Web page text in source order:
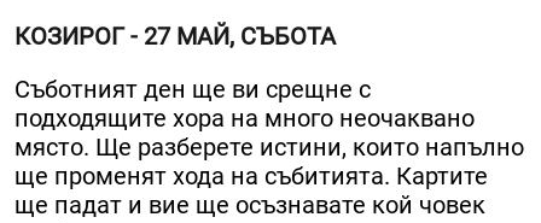
КОЗИРОГ - 27 МАЙ, СЪБОТА
Съботният ден ще ви срещне с
подходящите хора на много неочаквано
място. Ще разберете истини, които напълно
ще променят хода на събитията. Картите
ще падат и вие ще осъзнавате кой човек